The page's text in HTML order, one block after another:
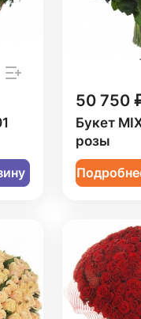
50 750
Букет
розы